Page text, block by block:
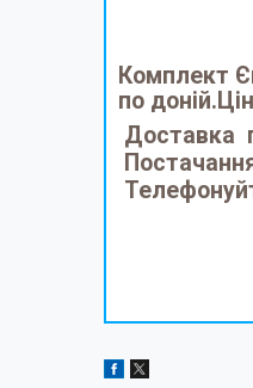
Комплект
по
Доставка